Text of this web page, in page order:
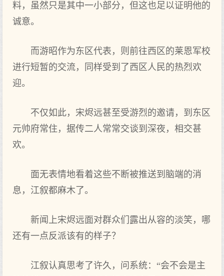
料，虽然只是其中一小部分，但这也足以证明他的
诚意。
而游昭作为东区代表，则前往西区的莱恩军校
进行短暂的交流，同样受到了西区人民的热烈欢
迎。
不仅如此，宋烬远甚至受游烈的邀请，到东区
元帅府常住，据传二人常常交谈到深夜，相交甚
欢。
面无表情地看着这些不断被推送到脑端的消
息，江叙都麻木了。
新闻上宋烬远面对群众们露出从容的淡笑，哪
还有一点反派该有的样子？
江叙认真思考了许久，问系统：“会不会是主